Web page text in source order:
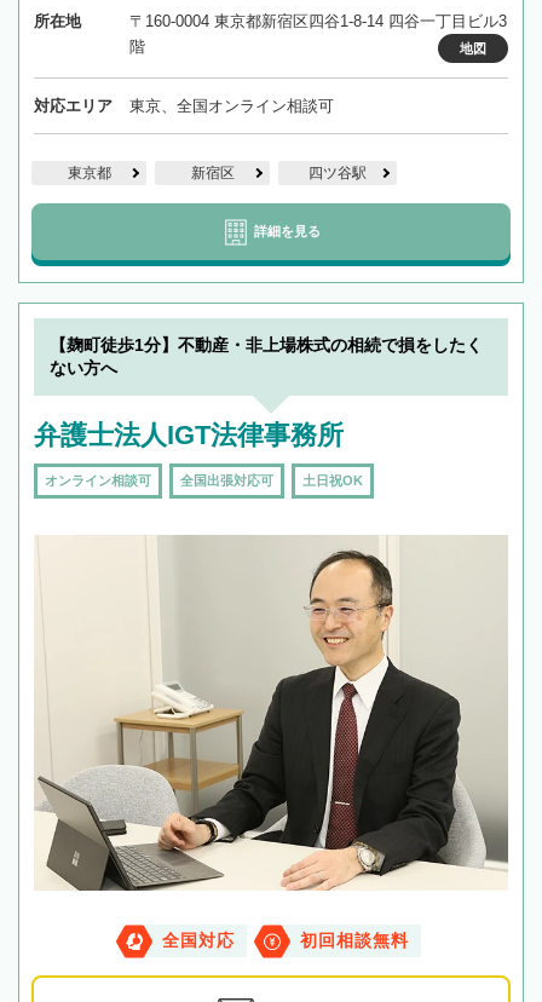
所在地
〒160-0004 東京都新宿区四谷1-8-14 四谷一丁目ビル3
階
地図
対応エリア 東京、全国オンライン相談可
東京都 新宿区 四ツ谷駅
詳細を見る
【麹町徒歩1分】不動産・非上場株式の相続で損をしたく
ない方へ
弁護士法人IGT法律事務所
オンライン相談可 全国出張対応可 土日祝OK
全国対応 初回相談無料